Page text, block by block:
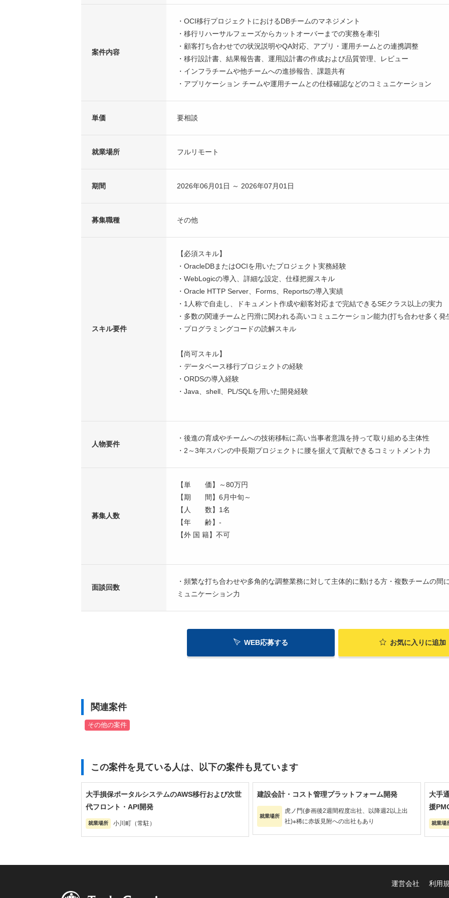
案件内容
・OCI移行プロジェクトにおけるDBチームのマネジメント
・移行リハーサルフェーズからカットオーバーまでの実務を牽引
・顧客打ち合わせでの状況説明やQA対応、アプリ・運用チームとの連携調整
・移行設計書、結果報告書、運用設計書の作成および品質管理、レビュー
・インフラチームや他チームへの進捗報告、課題共有
・アプリケーション チームや運用チームとの仕様確認などのコミュニケーション
単価 要相談
就業場所 フルリモート
期間 2026年06月01日 ～ 2026年07月01日
募集職種 その他
スキル要件
【必須スキル】
・OracleDBまたはOCIを用いたプロジェクト実務経験
・WebLogicの導入、詳細な設定、仕様把握スキル
・Oracle HTTP Server、Forms、Reportsの導入実績
・1人称で自走し、ドキュメント作成や顧客対応まで完結できるSEクラス以上の実力
・多数の関連チームと円滑に関われる高いコミュニケーション能力(打ち合わせ多く発
・プログラミングコードの読解スキル
【尚可スキル】
・データベース移行プロジェクトの経験
・ORDSの導入経験
・Java、shell、PL/SQLを用いた開発経験
人物要件
・後進の育成やチームへの技術移転に高い当事者意識を持って取り組める主体性
・2～3年スパンの中長期プロジェクトに腰を据えて貢献できるコミットメント力
募集人数
【単 価】～80万円
【期 間】6月中旬～
【人 数】1名
【年 齢】-
【外 国 籍】不可
面談回数
・頻繁な打ち合わせや多角的な調整業務に対して主体的に動ける方・複数チームの間
ミュニケーション力
WEB応募する お気に入り に追加
関連案件
その他の案件
この案件を見ている人は、以下の案件も見ています
大手損保ポータルシステムのAWS移行および次世
代フロント・API開発
就業場所 小川町（常駐）
建設会計・コスト管理プラットフォーム開発
就業場所
虎ノ門(参画後2週間程度出社、以降週2以上出
社)※稀に赤坂見附への出社もあり
大手
援
就業場
運営会社 利用